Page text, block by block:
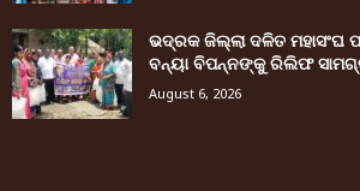
ଭଦ୍ରକ ଜିଲ୍ଲା ଦଳିତ ମହାସଂଘ
ବନ୍ୟା ବିପନ୍ନଙ୍କୁ ରିଲିଫ
August 6, 2026